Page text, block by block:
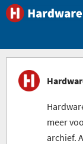
meer
archief.